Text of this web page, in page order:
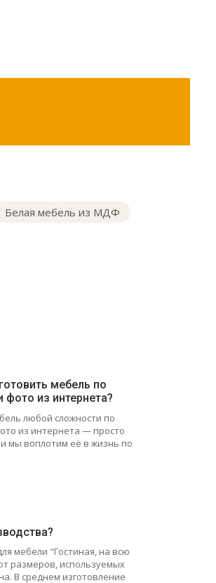
Белая мебель из МДФ
мебель по
фото из интернета?
любой сложности по
из интернета — просто
мы воплотим её в жизнь по
мебели "Гостиная, на всю
размеров, используемых
В среднем изготовление